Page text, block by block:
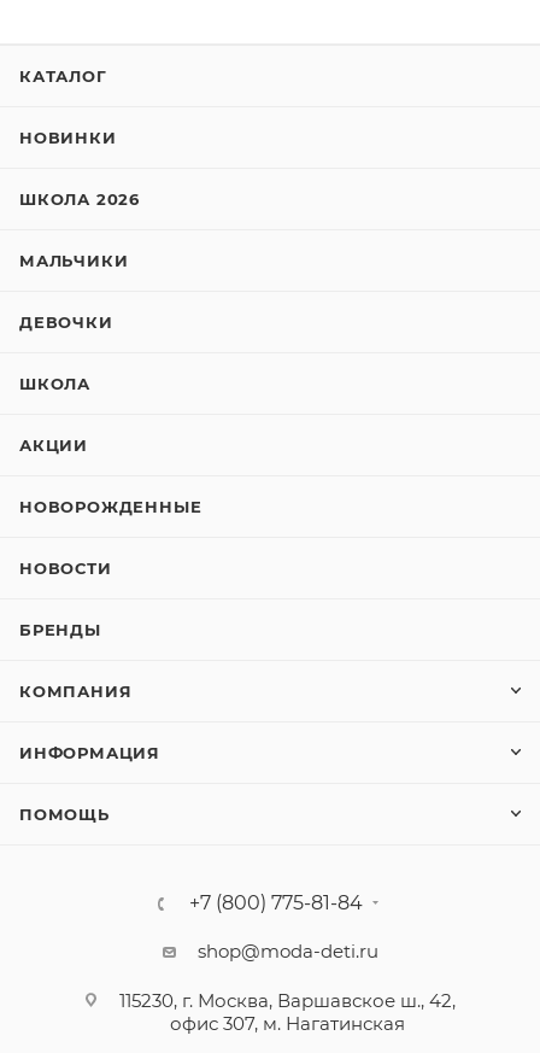
КАТАЛОГ
НОВИНКИ
ШКОЛА 2026
МАЛЬЧИКИ
ДЕВОЧКИ
ШКОЛА
АКЦИИ
НОВОРОЖДЕННЫЕ
НОВОСТИ
БРЕНДЫ
КОМПАНИЯ
ИНФОРМАЦИЯ
ПОМОЩЬ
+7 (800) 775-81-84
shop@moda-deti.ru
115230, г. Москва, Варшавское ш., 42,
офис 307, м. Нагатинская